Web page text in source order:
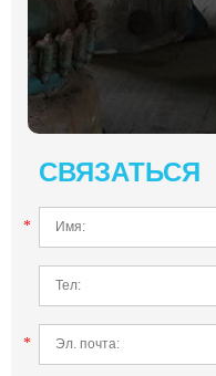
СВЯЗАТЬСЯ
*
*